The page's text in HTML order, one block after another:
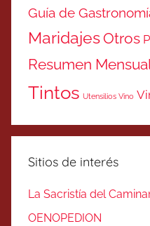
Guía de
MaridajesOtros
Resumen
Tintos Utensilios Vino
Sitios de interés
La Sacristía del
OENOPEDION